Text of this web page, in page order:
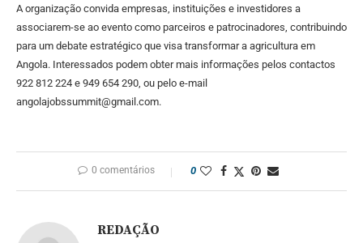
A organização convida empresas, instituições e investidores a
associarem-se ao evento como parceiros e patrocinadores, contribuindo
para um debate estratégico que visa transformar a agricultura em
Angola. Interessados podem obter mais informações pelos contactos
922 812 224 e 949 654 290, ou pelo e-mail
angolajobssummit@gmail.com.
0 comentários 0
REDAÇÃO